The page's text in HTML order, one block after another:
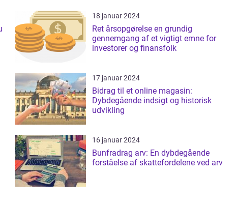
18 januar 2024
Ret årsopgørelse en grundig
gennemgang af et vigtigt emne for
investorer og finansfolk
17 januar 2024
Bidrag til et online magasin:
Dybdegående indsigt og historisk
udvikling
16 januar 2024
Bunfradrag arv: En dybdegående
forståelse af skattefordelene ved arv